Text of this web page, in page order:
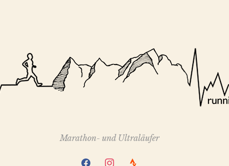
Marathon- und Ultraläufer
facebookinstagram
strava